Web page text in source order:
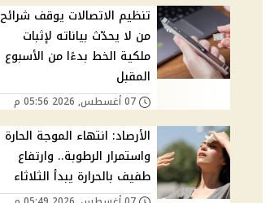
تنظيم الاتصالات يوقف شرائح
من لا يحدّث بياناته لإثبات
ملكية الخط بدءًا من الأسبوع
المقبل
07 أغسطس, 2026 05:56 م
الأرصاد: انتهاء الموجة الحارة
واستمرار الرطوبة.. وارتفاع
طفيف بالحرارة يبدأ الثلاثاء